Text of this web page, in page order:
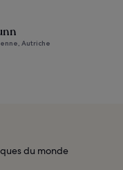
Autriche
du monde